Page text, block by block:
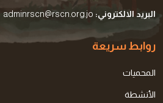
البريد الالكتروني: adminrscn@rscn.org.jo
روابط سريعة
المحميات
الأنشطة